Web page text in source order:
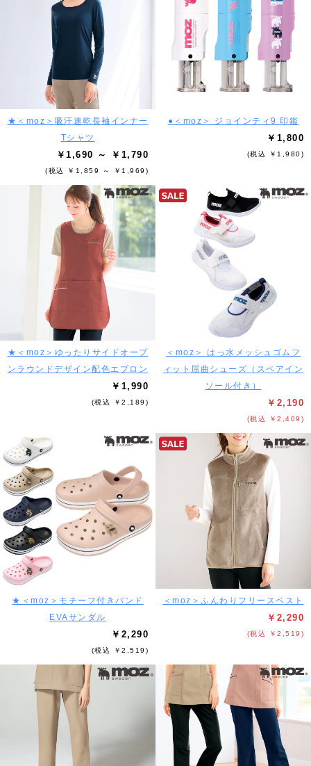
★＜moz＞吸汗速乾長袖インナー
Tシャツ
￥1,690 ～ ￥1,790
(税込 ￥1,859 ～ ￥1,969)
●＜moz＞ ジョインティ9 印鑑
￥1,800
(税込 ￥1,980)
★＜moz＞ゆったりサイドオープ
ンラウンドデザイン配色エプロン
￥1,990
(税込 ￥2,189)
＜moz＞ はっ水メッシュゴムフ
ィット屈曲シューズ（スペアイン
ソール付き）
￥2,190
(税込 ￥2,409)
★＜moz＞モチーフ付きバンド
EVAサンダル
￥2,290
(税込 ￥2,519)
＜moz＞ふんわりフリースベスト
￥2,290
(税込 ￥2,519)